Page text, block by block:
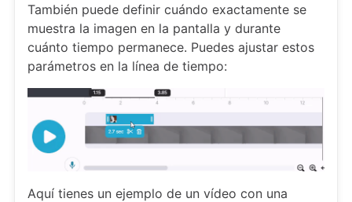
También puede definir cuándo exactamente se
muestra la imagen en la pantalla y durante
cuánto tiempo permanece. Puedes ajustar estos
parámetros en la línea de tiempo:
Aquí tienes un ejemplo de un vídeo con una